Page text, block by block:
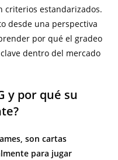
criterios estandarizados.
desde una perspectiva
por qué el gradeo
dentro del mercado
y por qué su
son cartas
para jugar